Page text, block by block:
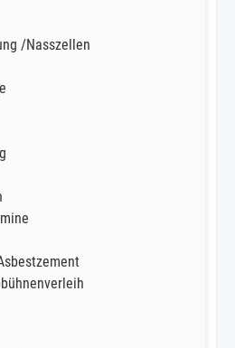
/Nasszellen